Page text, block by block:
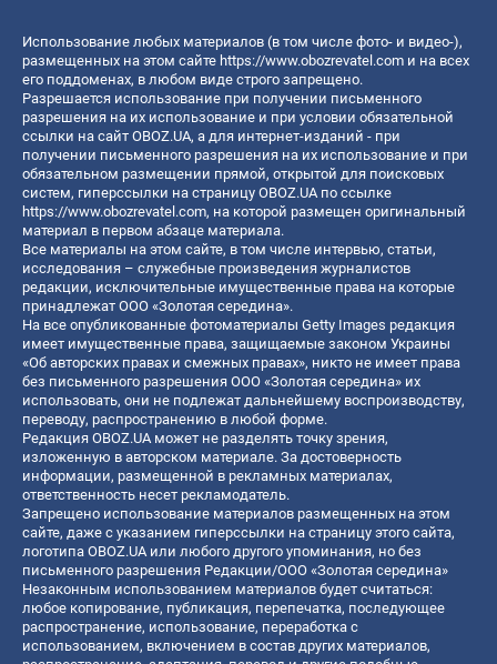
Использование любых материалов (в том числе фото- и видео-),
размещенных на этом сайте https://www.obozrevatel.com и на всех
его поддоменах, в любом виде строго запрещено.
Разрешается использование при получении письменного
разрешения на их использование и при условии обязательной
ссылки на сайт OBOZ.UA, а для интернет-изданий - при
получении письменного разрешения на их использование и при
обязательном размещении прямой, открытой для поисковых
систем, гиперссылки на страницу OBOZ.UA по ссылке
https://www.obozrevatel.com, на которой размещен оригинальный
материал в первом абзаце материала.
Все материалы на этом сайте, в том числе интервью, статьи,
исследования – служебные произведения журналистов
редакции, исключительные имущественные права на которые
принадлежат ООО «Золотая середина».
На все опубликованные фотоматериалы Getty Images редакция
имеет имущественные права, защищаемые законом Украины
«Об авторских правах и смежных правах», никто не имеет права
без письменного разрешения ООО «Золотая середина» их
использовать, они не подлежат дальнейшему воспроизводству,
переводу, распространению в любой форме.
Редакция OBOZ.UA может не разделять точку зрения,
изложенную в авторском материале. За достоверность
информации, размещенной в рекламных материалах,
ответственность несет рекламодатель.
Запрещено использование материалов размещенных на этом
сайте, даже с указанием гиперссылки на страницу этого сайта,
логотипа OBOZ.UA или любого другого упоминания, но без
письменного разрешения Редакции/ООО «Золотая середина»
Незаконным использованием материалов будет считаться:
любое копирование, публикация, перепечатка, последующее
распространение, использование, переработка с
использованием, включением в состав других материалов,